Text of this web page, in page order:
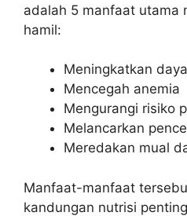
adalah 5 manfaat utama
hamil:
Meningkatkan
Mencegah anemia
Mengurangi risiko
Melancarkan
Meredakan mual
Manfaat-manfaat
kandungan nutrisi